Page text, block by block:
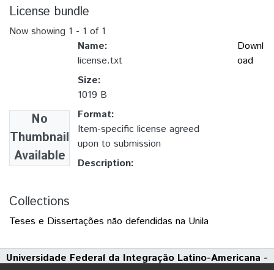
License bundle
Now showing 1 - 1 of 1
No
Thumbnail
Available
Name:
license.txt
Size:
1019 B
Format:
Item-specific license agreed
upon to submission
Description:
Downl
oad
Collections
Teses e Dissertações não defendidas na Unila
Universidade Federal da Integração Latino-Americana -